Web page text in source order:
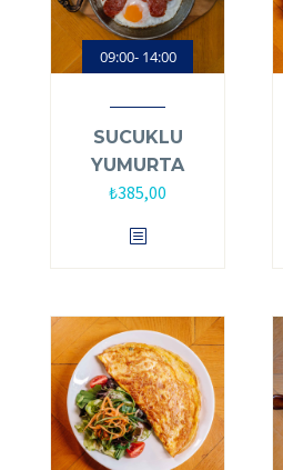
09:00- 14:00
SUCUKLU
YUMURTA
₺385,00